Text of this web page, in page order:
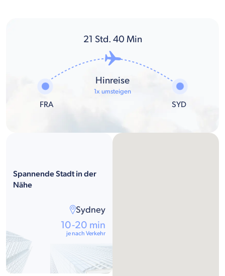
21 Std. 40 Min
FRA
Hinreise
1x umsteigen
SYD
Spannende Stadt in der
Nähe
Sydney
10-20 min
je nach Verkehr